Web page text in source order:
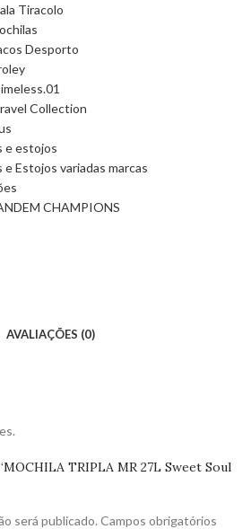
Tiracolo
Desporto
Collection
e estojos
e Estojos variadas marcas
CHAMPIONS
AVALIAÇÕES (0)
TRIPLA MR 27L Sweet Soul
será publicado. Campos obrigatórios